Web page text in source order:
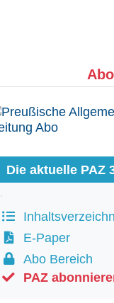
Die aktuelle PAZ
E-Paper
Abo Bereich
PAZ